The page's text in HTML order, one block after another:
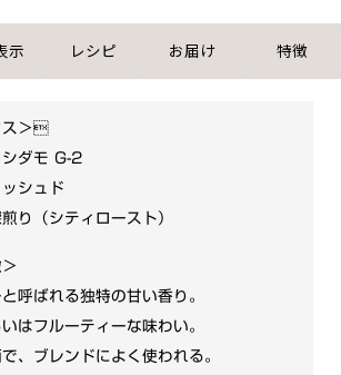
示 レシピ お届け 特徴
ス＞
ダモ G-2
シュド
り（シティロースト）
呼ばれる独特の甘い香り。
はフルーティーな味わい。
、ブレンドによく使われる。